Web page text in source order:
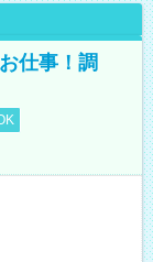
仕事！調